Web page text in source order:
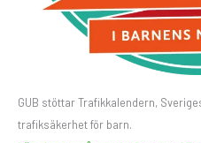
GUB stöttar Trafikkalendern,
trafiksäkerhet för barn.